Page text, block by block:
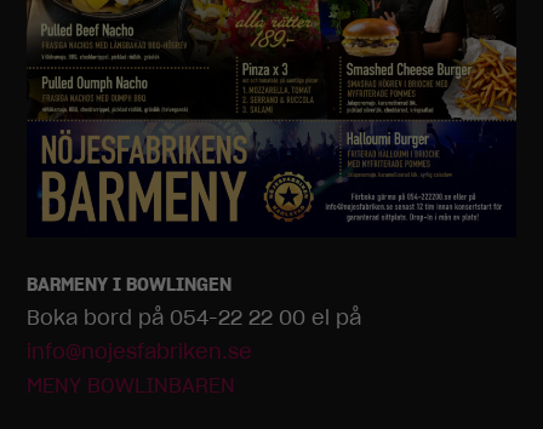
BARMENY I BOWLINGEN
Boka bord på 054-22 22 00 el på
info@nojesfabriken.se
MENY BOWLINBAREN